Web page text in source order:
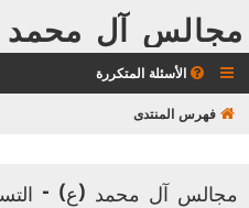
مجالس آل
الأسئلة المتكررة
فهرس المنتدى
مجالس آل محمد (ع) -